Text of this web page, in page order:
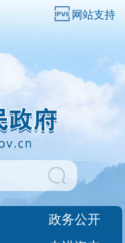
网站支持
政务公开